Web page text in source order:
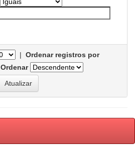
| Ordenar registros por
Ordenar